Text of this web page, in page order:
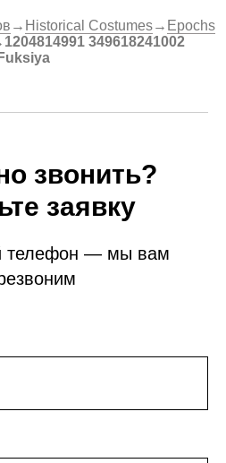
→ Historical Costumes→ Epochs
1204814991 349618241002
звонить?
заявку
телефон — мы вам